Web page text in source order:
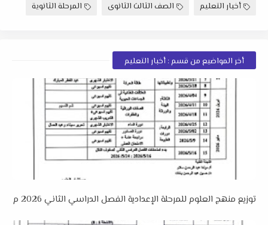
أخبار التعليم الصف الثالث الثانوى المرحلة الثانوية
أخر المواضيع من قسم : أخبار التعليم
توزيع منهج العلوم للمرحلة الإعدادية الفصل الدراسي الثاني 2026 م